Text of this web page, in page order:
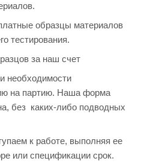
образцы материалов
тестирования.
за наш счет
необходимости
на партию. Наша форма
без каких-либо подводных
к работе, выполняя ее
или спецификации срок.